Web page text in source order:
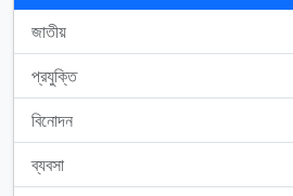
জাতীয়
প্রযুক্তি
বিনোদন
ব্যবসা